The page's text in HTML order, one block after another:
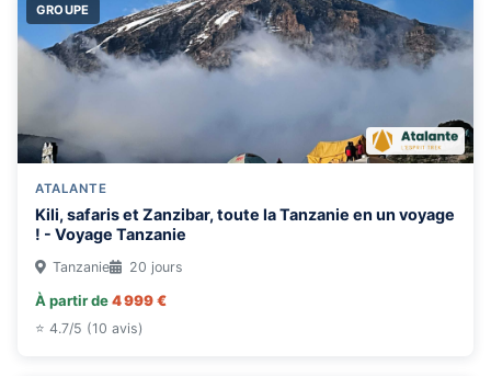
GROUPE
ATALANTE
Kili, safaris et Zanzibar, toute la Tanzanie en un voyage
! - Voyage Tanzanie
Tanzanie 20 jours
À partir de4 999 €
⭐ 4.7/5 (10 avis)